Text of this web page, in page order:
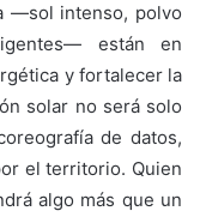
—sol intenso, polvo
están en
y fortalecer la
solar no será solo
de datos,
el territorio. Quien
algo más que un